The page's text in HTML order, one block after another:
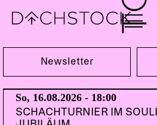
Fr, 13.02.2009
Newsletter
So, 16.08.2026 - 18:00
SCHACHTURNIER IM